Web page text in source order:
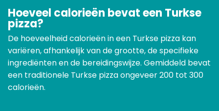
Hoeveel calorieën bevat een Turkse
pizza?
De hoeveelheid calorieën in een Turkse pizza kan
variëren, afhankelijk van de grootte, de specifieke
ingrediënten en de bereidingswijze. Gemiddeld bevat
een traditionele Turkse pizza ongeveer 200 tot 300
calorieën.